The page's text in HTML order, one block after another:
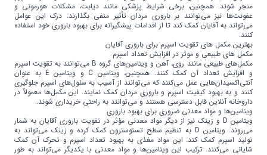
منجر شوند. همچنین، برخی شرایط پزشکی مانند دیابت، مشکلات هورمونی و
عفونت‌ها نیز می‌توانند بر باروری مردان تأثیر منفی بگذارند. درک این عوامل
می‌تواند به آقایان کمک کند تا از اقدامات پیشگیرانه برای بهبود باروری خود استفاده
کنند.
بهترین مکمل های تقویت اسپرم برای باروری آقایان
مکمل های طبیعی و موثر در افزایش تعداد اسپرم
مکمل‌های طبیعی مانند روی، آهن و ویتامین‌های گروه B می‌توانند به تقویت اسپرم
و افزایش تعداد آن کمک کنند. همچنین، ویتامین C و ویتامین E به عنوان
آنتی‌اکسیدان‌هایی عمل می‌کنند که می‌توانند از آسیب به سلول‌های اسپرم جلوگیری
کنند و به بهبود کیفیت اسپرم و باروری مردان کمک نمایند. این مکمل‌ها معمولاً در
داروخانه آنلاین قابل دسترسی هستند و می‌توانند به راحتی خریداری شوند.
ویتامین‌ها و مواد معدنی ضروری برای بهبود باروری
ویتامین D و زینک نیز از دیگر مواد معدنی مؤثر در تقویت باروری آقایان به شمار
می‌روند. ویتامین D به تنظیم سطح تستوسترون کمک کرده و زینک می‌تواند به
تولید اسپرم کمک کند. این مواد مغذی به بهبود تعداد اسپرم و تحرک آن کمک
شایانی می‌کنند. ترکیب این ویتامین‌ها و مواد معدنی با یکدیگر می‌تواند به طور